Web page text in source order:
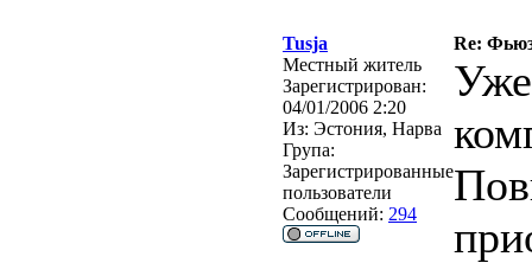
Tusja
Re:
Местный житель
Зарегистрирован:
04/01/2006 2:20
Из: Эстония, Нарва
Група:
Зарегистрированные
пользователи
Сообщений: 294